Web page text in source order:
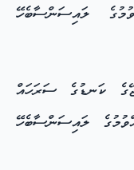
ލައިސަންސާބެހޭ
ކަނޑުގެ ސަރަހައް
ލައިސަންސާބެހޭ